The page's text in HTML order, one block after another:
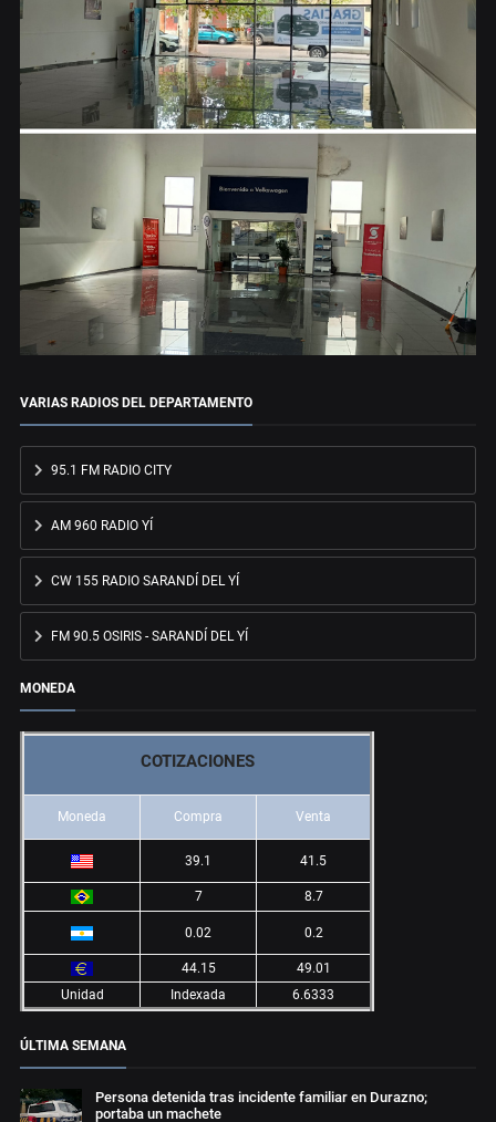
VARIAS RADIOS DEL DEPARTAMENTO
95.1 FM RADIO CITY
AM 960 RADIO YÍ
CW 155 RADIO SARANDÍ DEL YÍ
FM 90.5 OSIRIS - SARANDÍ DEL YÍ
MONEDA
COTIZACIONES
Moneda Compra Venta
39.1 41.5
7 8.7
0.02 0.2
44.15
49.01
Unidad
Indexada 6.6333
ÚLTIMA SEMANA
Persona detenida tras incidente familiar en Durazno;
portaba un machete